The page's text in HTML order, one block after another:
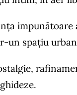
impunătoare
spațiu